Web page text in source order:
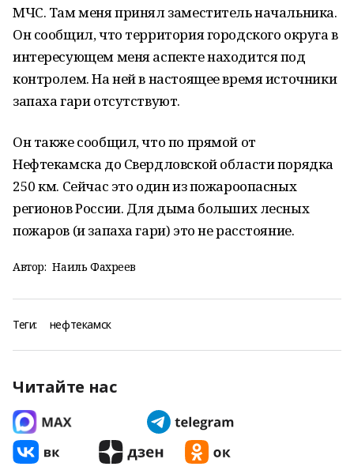
МЧС. Там меня принял заместитель начальника.
Он сообщил, что территория городского округа в
интересующем меня аспекте находится под
контролем. На ней в настоящее время источники
запаха гари отсутствуют.
Он также сообщил, что по прямой от
Нефтекамска до Свердловской области порядка
250 км. Сейчас это один из пожароопасных
регионов России. Для дыма больших лесных
пожаров (и запаха гари) это не расстояние.
Автор: Наиль Фахреев
Теги: нефтекамск
Читайте нас